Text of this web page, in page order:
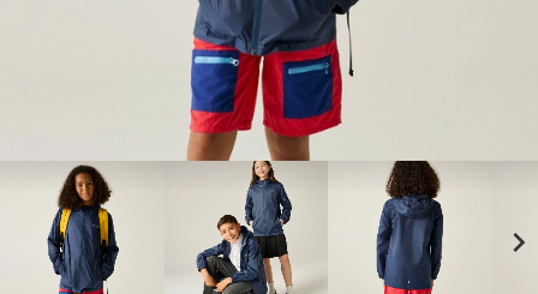
chevron_right